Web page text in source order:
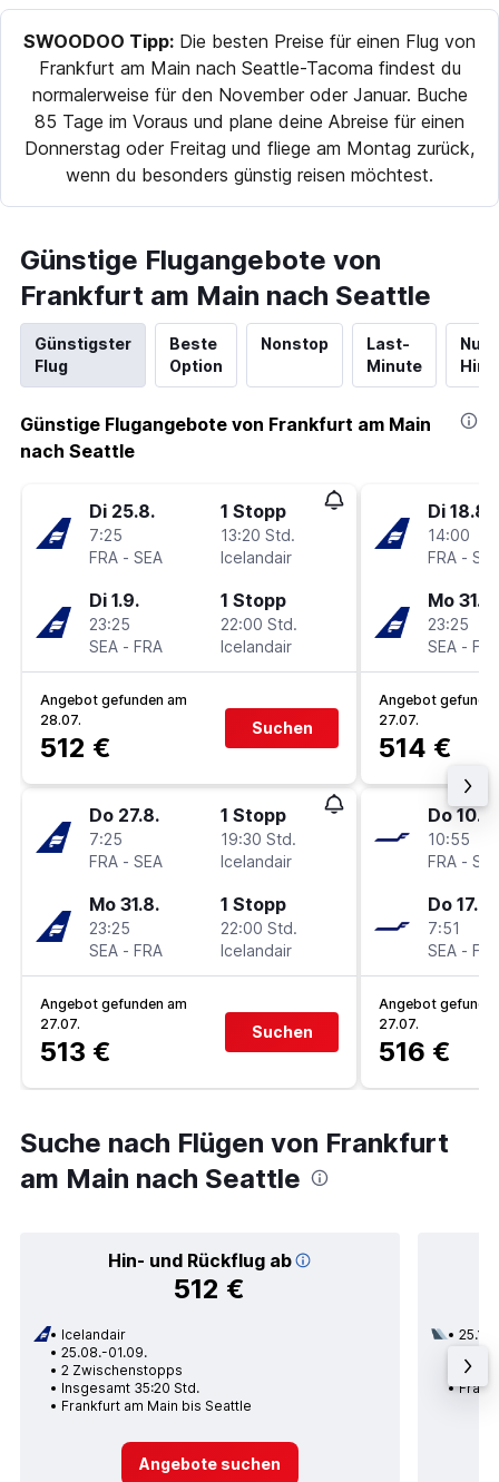
SWOODOO Tipp: Die besten Preise für einen Flug von
Frankfurt am Main nach Seattle-Tacoma findest du
normalerweise für den November oder Januar. Buche
85 Tage im Voraus und plane deine Abreise für einen
Donnerstag oder Freitag und fliege am Montag zurück,
wenn du besonders günstig reisen möchtest.
Günstige Flugangebote von
Frankfurt am Main nach Seattle
Günstigster
Flug
Beste
Option
Nonstop
Last-
Minute
Nur
Günstige Flugangebote von Frankfurt am Main
nach Seattle
Di 25.8.
7:25
FRA - SEA
1 Stopp
13:20 Std.
Icelandair
Di 1.9.
23:25
SEA - FRA
1 Stopp
22:00 Std.
Icelandair
Angebot gefunden am
28.07.
512 €
Suchen
Do 27.8.
7:25
FRA - SEA
1 Stopp
19:30 Std.
Icelandair
Mo 31.8.
23:25
SEA - FRA
1 Stopp
22:00 Std.
Icelandair
Angebot gefunden am
27.07.
513 €
Suchen
Di 18.8.
14:00
FRA -
Mo 31.8.
23:25
SEA -
Angebot
27.07.
514 €
Do 10.9.
10:55
FRA -
Do 17.9.
7:51
SEA -
Angebot
27.07.
516 €
Suche nach Flügen von Frankfurt
am Main nach Seattle
Hin- und Rückflug ab
512 €
Icelandair
25.08.-01.09.
2 Zwischenstopps
Insgesamt 35:20 Std.
Frankfurt am Main bis Seattle
Angebote suchen
25.11.